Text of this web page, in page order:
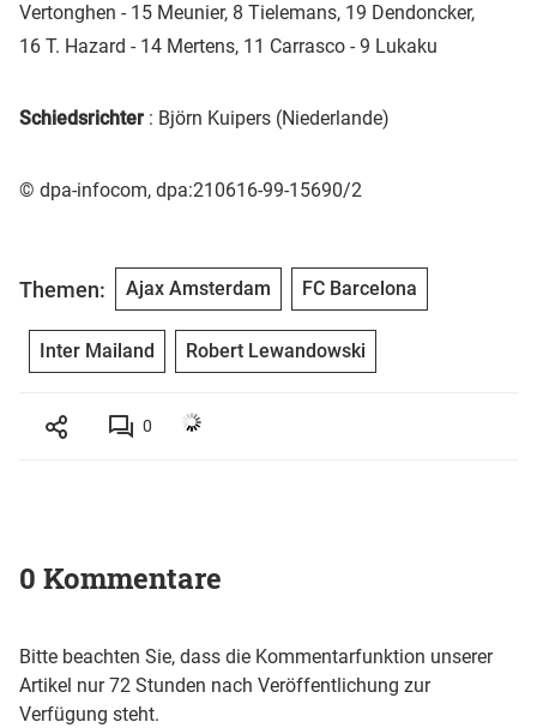
Vertonghen - 15 Meunier, 8 Tielemans, 19 Dendoncker,
16 T. Hazard - 14 Mertens, 11 Carrasco - 9 Lukaku
Schiedsrichter : Björn Kuipers (Niederlande)
© dpa-infocom, dpa:210616-99-15690/2
Themen: Ajax Amsterdam FC Barcelona
Inter Mailand Robert Lewandowski
0
0 Kommentare
Bitte beachten Sie, dass die Kommentarfunktion unserer
Artikel nur 72 Stunden nach Veröffentlichung zur
Verfügung steht.